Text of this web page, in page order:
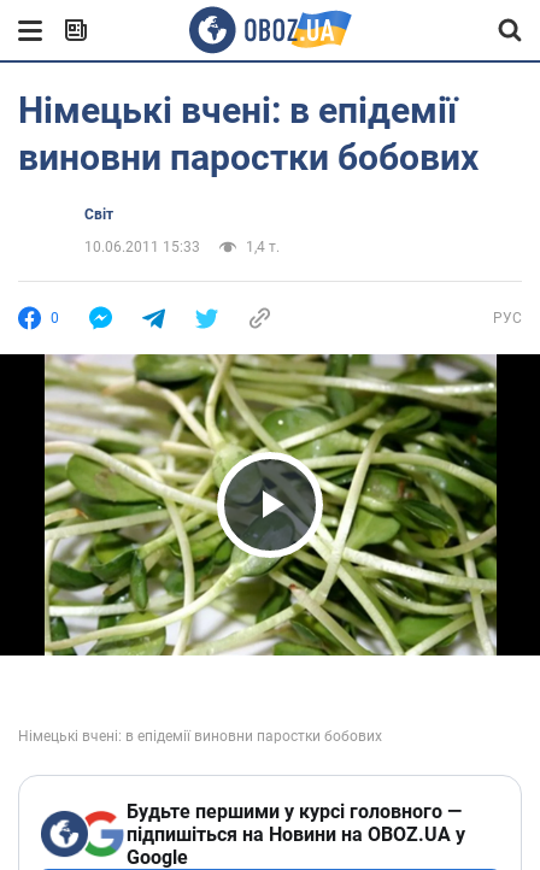
Німецькі вчені: в епідемії
виновни паростки бобових
Світ
10.06.2011 15:33
1,4 т.
0 РУС
Play Video
Будьте першими у курсі головного —
підпишіться на Новини на OBOZ.UA у
Google